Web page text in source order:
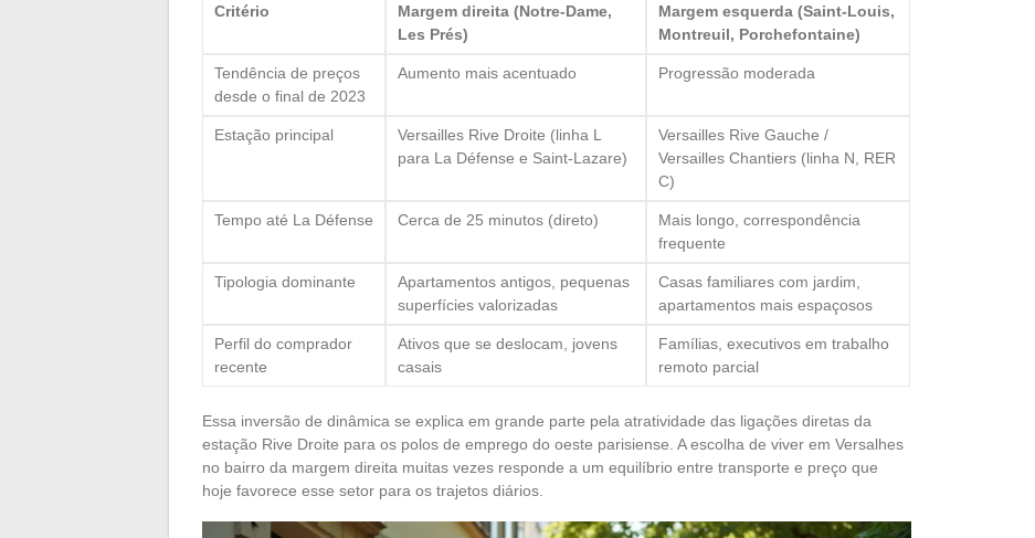
Critério
Margem direita (Notre-Dame,
Les Prés)
Margem esquerda (Saint-Louis,
Montreuil, Porchefontaine)
Tendência de preços
desde o final de 2023
Aumento mais acentuado Progressão moderada
Estação principal
Versailles Rive Droite (linha L
para La Défense e Saint-Lazare)
Versailles Rive Gauche /
Versailles Chantiers (linha N, RER
C)
Tempo até La Défense Cerca de 25 minutos (direto)
Mais longo, correspondência
frequente
Tipologia dominante
Apartamentos antigos, pequenas
superfícies valorizadas
Casas familiares com jardim,
apartamentos mais espaçosos
Perfil do comprador
recente
Ativos que se deslocam, jovens
casais
Famílias, executivos em trabalho
remoto parcial
Essa inversão de dinâmica se explica em grande parte pela atratividade das ligações diretas da
estação Rive Droite para os polos de emprego do oeste parisiense. A escolha de viver em Versalhes
no bairro da margem direita muitas vezes responde a um equilíbrio entre transporte e preço que
hoje favorece esse setor para os trajetos diários.